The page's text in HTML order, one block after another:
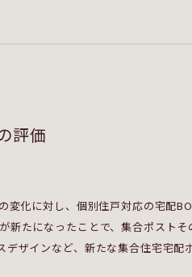
評価
化に対し、個別住戸対応の宅配
たになったことで、集合ポスト
ザインなど、新たな集合住宅宅配